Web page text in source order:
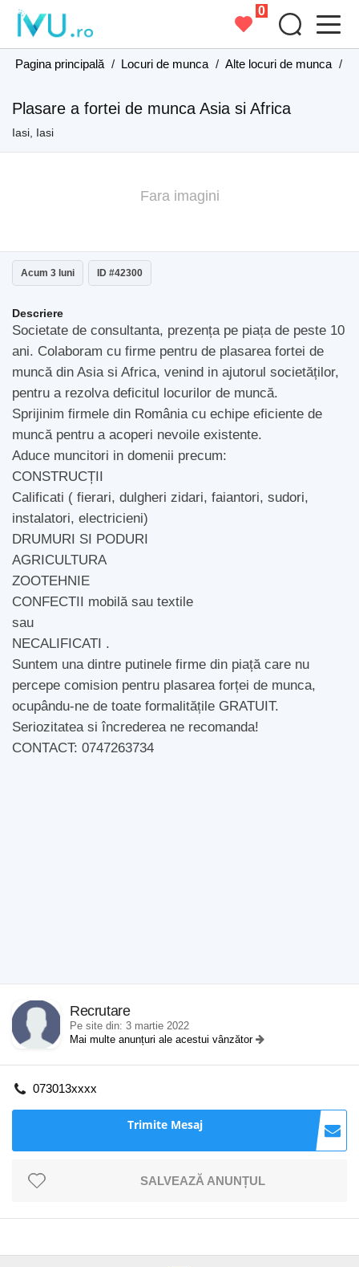
0
Pagina principală / Locuri de munca / Alte locuri de munca /
Plasare a fortei de munca Asia si Africa
Iasi, Iasi
Fara imagini
Acum 3 luni ID #42300
Descriere
Societate de consultanta, prezența pe piața de peste 10
ani. Colaboram cu firme pentru de plasarea fortei de
muncă din Asia si Africa, venind in ajutorul societăților,
pentru a rezolva deficitul locurilor de muncă.
Sprijinim firmele din România cu echipe eficiente de
muncă pentru a acoperi nevoile existente.
Aduce muncitori in domenii precum:
CONSTRUCȚII
Calificati ( fierari, dulgheri zidari, faiantori, sudori,
instalatori, electricieni)
DRUMURI SI PODURI
AGRICULTURA
ZOOTEHNIE
CONFECTII mobilă sau textile
sau
NECALIFICATI .
Suntem una dintre putinele firme din piață care nu
percepe comision pentru plasarea forței de munca,
ocupându-ne de toate formalitățile GRATUIT.
Seriozitatea si încrederea ne recomanda!
CONTACT: 0747263734
Recrutare
Pe site din: 3 martie 2022
Mai multe anunțuri ale acestui vânzător
073013xxxx
Trimite Mesaj
SALVEAZĂ ANUNȚUL